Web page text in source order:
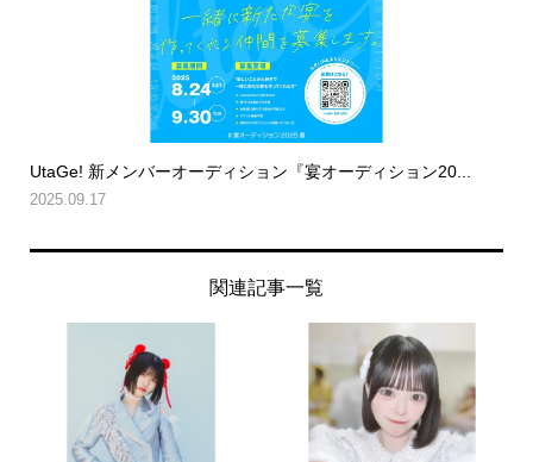
UtaGe! 新メンバーオーディション『宴オーディション20...
2025.09.17
関連記事一覧